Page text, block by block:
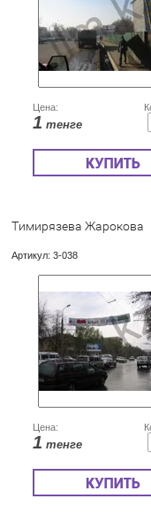
Цена:
1 тенге
Тимирязева Жарокова
Артикул: 3-038
Цена:
1 тенге